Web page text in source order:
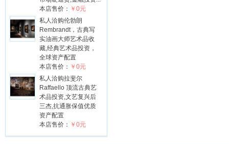
本店售价： ￥0元
私人洽购伦勃朗
Rembrandt，古典写
实油画大师艺术品收
藏,经典艺术品投资，
全球资产配置
本店售价： ￥0元
私人洽购拉斐尔
Raffaello 顶流古典艺
术品投资,文艺复兴后
三杰,抗通胀保值优质
资产配置
本店售价： ￥0元